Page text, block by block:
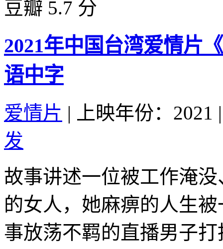
豆瓣 5.7 分
2021年中国台湾爱情片
语中字
爱情片 | 上映年份：2021 |
发
故事讲述一位被工作淹
的女人，她麻痹的人生
事放荡不羁的直播男子